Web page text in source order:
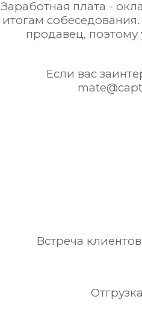
Заработная плата -
итогам
продавец,
Если вас
Встреча